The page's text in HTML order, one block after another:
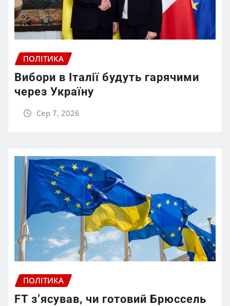
ПОЛІТИКА
Вибори в Італії будуть гарячими
через Україну
Сер 7, 2026
ПОЛІТИКА
FT зʼясував, чи готовий Брюссель